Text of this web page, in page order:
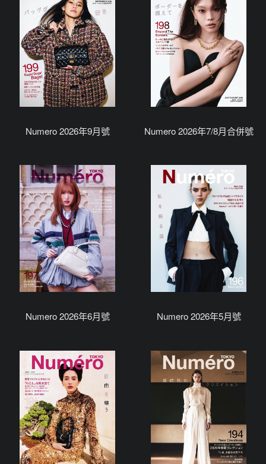
Numero 2026年9月號 Numero 2026年7/8月合併號
Numero 2026年6月號 Numero 2026年5月號